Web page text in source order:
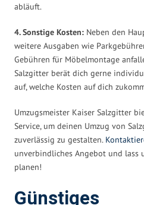
abläuft.
4. Sonstige Kosten: Neben den
weitere Ausgaben wie
Gebühren für Möbelmontage
Salzgitter berät dich gerne
auf, welche Kosten auf dich
Umzugsmeister Kaiser Salzgitter
Service, um deinen Umzug von
zuverlässig zu gestalten.
unverbindliches Angebot und lass
planen!
Günstiges